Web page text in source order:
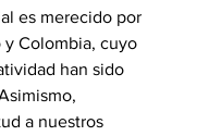
es merecido por
Colombia, cuyo
han sido
a nuestros